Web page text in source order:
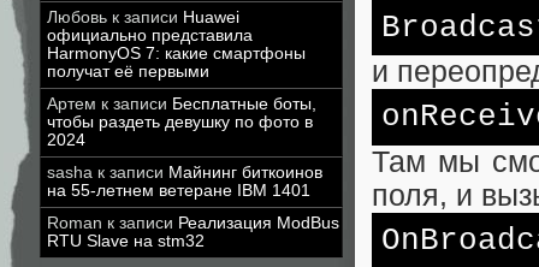
Любовь к записи Huawei
официально представила
HarmonyOS 7: какие смартфоны
получат её первыми
Артем к записи Бесплатные боты,
чтобы раздеть девушку по фото в
2024
sasha к записи Майнинг биткоинов
на 55-летнем ветеране IBM 1401
Roman к записи Реализация ModBus
RTU Slave на stm32
и
Там мы
поля, и